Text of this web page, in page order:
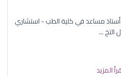
أستاذ مساعد في كلية الطب - استشاري
التخ ...
المزيد